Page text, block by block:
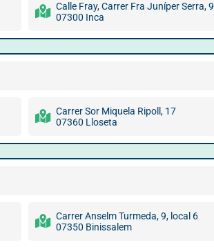
Calle Fray, Carrer Fra Juníper Serra, 9
07300 Inca
Carrer Sor Miquela Ripoll, 17
07360 Lloseta
Carrer Anselm Turmeda, 9, local 6
07350 Binissalem